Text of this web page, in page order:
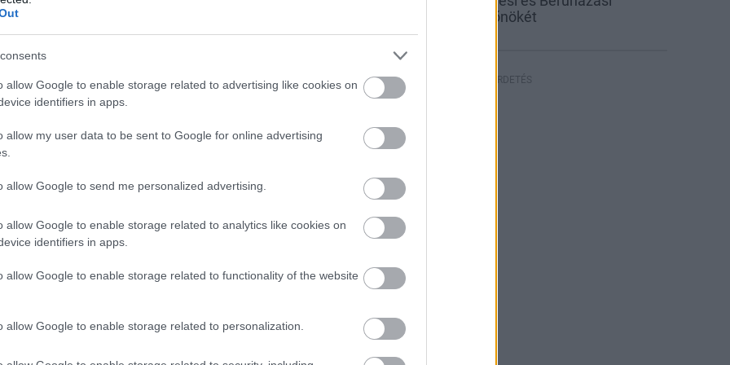
allow Google to enable storage related to advertising like cookies on
identifiers in apps.
allow my user data to be sent to Google for online advertising
allow Google to send me personalized advertising.
allow Google to enable storage related to analytics like cookies on
identifiers in apps.
allow Google to enable storage related to functionality of the website
allow Google to enable storage related to personalization.
és ezt a folyamatot felgyorsította a
projektigazgatója. Ki kellett találni egy olyan
tette hozzáa Paulinyi &Partners projektigazgató
és felhőalapú szolgáltatások tömegét
parkolást, illetve érintésmentes
az üzletközpontban. Egy, a vakok és
is megalkottak.
ezek az innovációk fenntarthatóak legyenek, ezért
Minisztérium új sajtófőnökét
HIRDETÉS